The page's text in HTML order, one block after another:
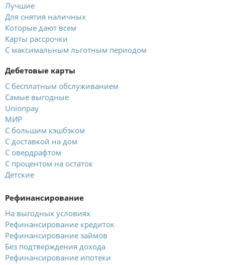
Лучшие
Для снятия наличных
Которые дают всем
Карты рассрочки
С максимальным льготным периодом
Дебетовые карты
С бесплатным обслуживанием
Самые выгодные
Unionpay
МИР
С большим кэшбэком
С доставкой на дом
С овердрафтом
С процентом на остаток
Детские
Рефинансирование
На выгодных условиях
Рефинансирование кредиток
Рефинансирование займов
Без подтверждения дохода
Рефинансирование ипотеки